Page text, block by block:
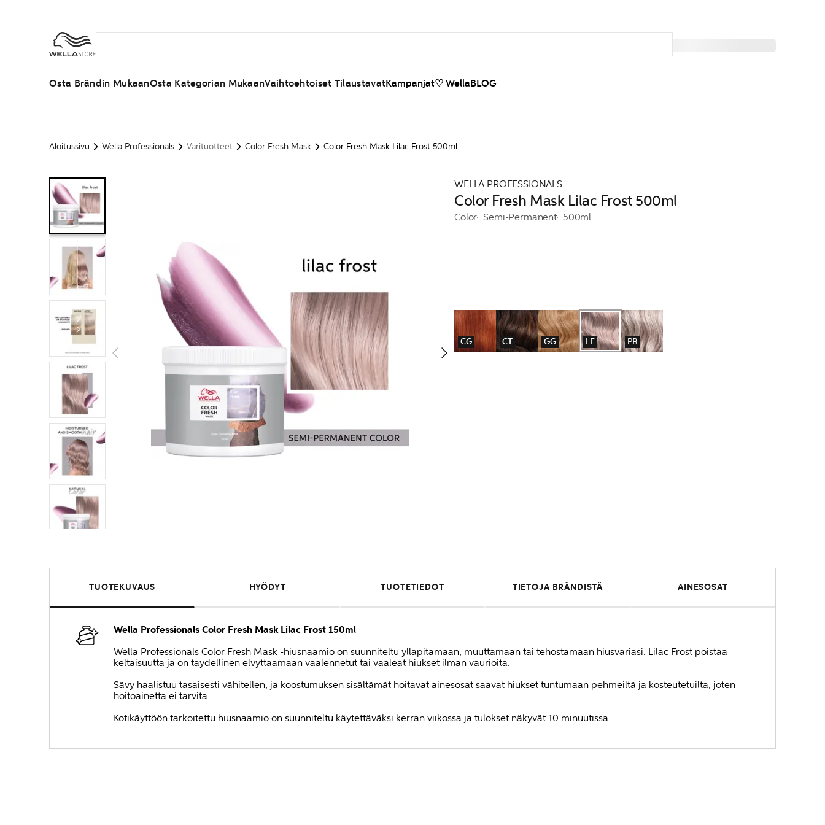
Osta Brändin MukaanOsta Kategorian MukaanVaihtoehtoiset TilaustavatKampanjat♡ WellaBLOG
Aloitussivu Wella Professionals Värituotteet Color Fresh Mask Color Fresh Mask Lilac Frost 500ml
WELLA PROFESSIONALS
Color Fresh Mask Lilac Frost 500ml
Color Semi-Permanent 500ml
CG CT GG LF PB
TUOTEKUVAUS HYÖDYT TUOTETIEDOT TIETOJA BRÄNDISTÄ AINESOSAT
Wella Professionals Color Fresh Mask Lilac Frost 150ml
Wella Professionals Color Fresh Mask -hiusnaamio on suunniteltu ylläpitämään, muuttamaan tai tehostamaan hiusväriäsi. Lilac Frost poistaa
keltaisuutta ja on täydellinen elvyttäämään vaalennetut tai vaaleat hiukset ilman vaurioita.
Sävy haalistuu tasaisesti vähitellen, ja koostumuksen sisältämät hoitavat ainesosat saavat hiukset tuntumaan pehmeiltä ja kosteutetuilta, joten
hoitoainetta ei tarvita.
Kotikäyttöön tarkoitettu hiusnaamio on suunniteltu käytettäväksi kerran viikossa ja tulokset näkyvät 10 minuutissa.